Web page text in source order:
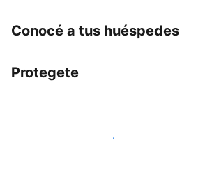
Conocé a tus huéspedes
Protegete
Publicá en nuestra plataforma hoy